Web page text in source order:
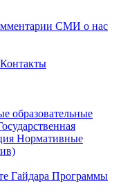
СМИ о нас
Контакты
образовательные
Нормативные
Гайдара Программы